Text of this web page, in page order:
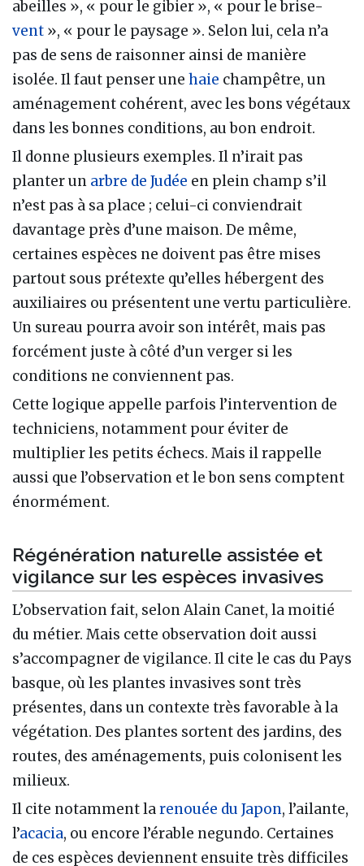
abeilles », « pour le gibier », « pour le brise-
vent », « pour le paysage ». Selon lui, cela n’a
pas de sens de raisonner ainsi de manière
isolée. Il faut penser une haie champêtre, un
aménagement cohérent, avec les bons végétaux
dans les bonnes conditions, au bon endroit.
Il donne plusieurs exemples. Il n’irait pas
planter un arbre de Judée en plein champ s’il
n’est pas à sa place ; celui-ci conviendrait
davantage près d’une maison. De même,
certaines espèces ne doivent pas être mises
partout sous prétexte qu’elles hébergent des
auxiliaires ou présentent une vertu particulière.
Un sureau pourra avoir son intérêt, mais pas
forcément juste à côté d’un verger si les
conditions ne conviennent pas.
Cette logique appelle parfois l’intervention de
techniciens, notamment pour éviter de
multiplier les petits échecs. Mais il rappelle
aussi que l’observation et le bon sens comptent
énormément.
Régénération naturelle assistée et
vigilance sur les espèces invasives
L’observation fait, selon Alain Canet, la moitié
du métier. Mais cette observation doit aussi
s’accompagner de vigilance. Il cite le cas du Pays
basque, où les plantes invasives sont très
présentes, dans un contexte très favorable à la
végétation. Des plantes sortent des jardins, des
routes, des aménagements, puis colonisent les
milieux.
Il cite notamment larenouée du Japon, l’ailante,
l’acacia, ou encore l’érable negundo. Certaines
de ces espèces deviennent ensuite très difficiles